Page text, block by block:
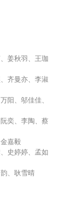
姜秋羽、王珈
齐曼亦、李淑
阳、邬佳佳、
奕、李陶、蔡
嘉毅
史婷婷、孟如
、耿雪晴